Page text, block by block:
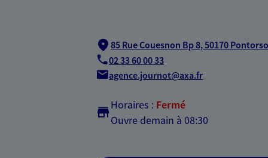
85 Rue Couesnon Bp 8,50170
02 33 60 00 33
agence.journot@axa.fr
Horaires : Fermé
Ouvre demain à 08:30